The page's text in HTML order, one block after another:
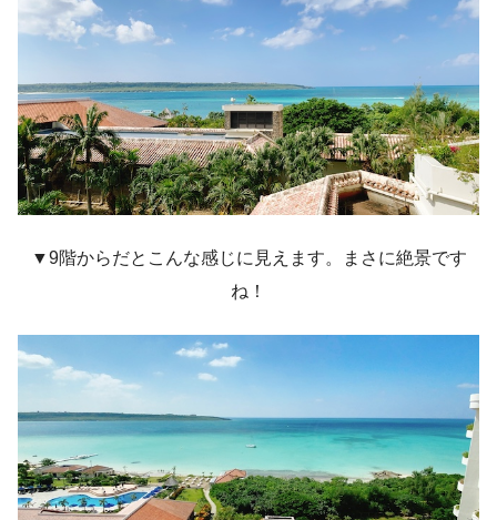
▼9階からだとこんな感じに見えます。まさに絶景です
ね！